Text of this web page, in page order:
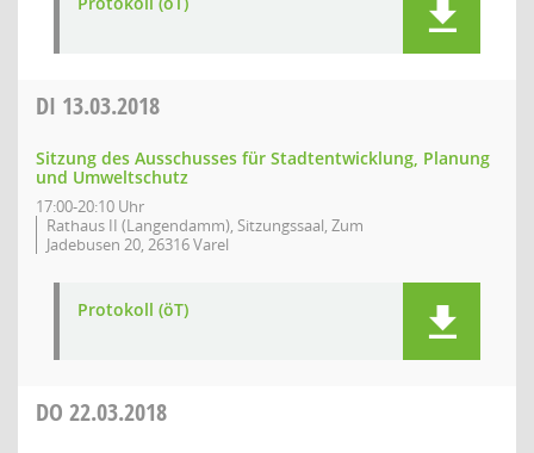
DI 13.03.2018
Sitzung des Ausschusses für Stadtentwicklung, Planung
und Umweltschutz
17:00-20:10 Uhr
Rathaus II (Langendamm), Sitzungssaal, Zum
Jadebusen 20, 26316 Varel
Protokoll (öT)
DO 22.03.2018